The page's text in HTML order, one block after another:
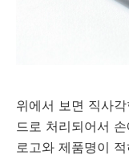
위에서 보면 직사
드로 처리되어서
로고와 제품명이